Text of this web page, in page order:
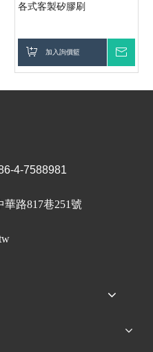
各式客製矽膠刷
加入詢價籃
4-7588981
路817巷251號